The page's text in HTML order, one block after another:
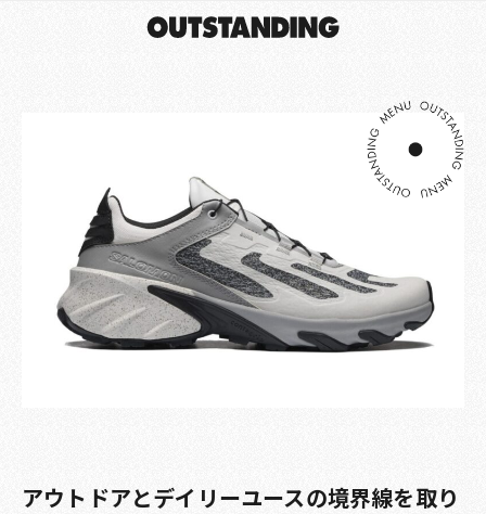
アウトドアとデイリーユースの境界線を取り